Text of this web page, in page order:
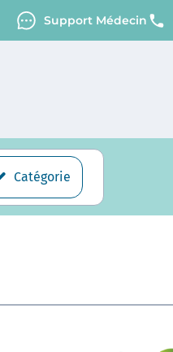
Support Médecin
Catégorie